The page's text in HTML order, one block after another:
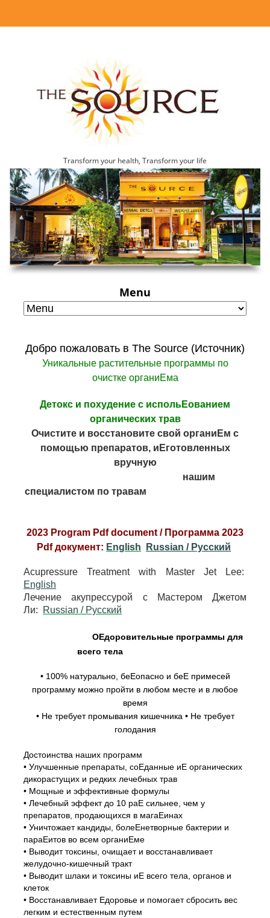
Transform your health, Transform your life
Menu
Добро пожаловать в The Source (Источник)
Уникальные растительные программы по
очистке органиЕма
Детокс и похудение с испольЕованием
органических трав
Очистите и восстановите свой органиЕм с
помощью препаратов, иЕготовленных
вручную
нашим
специалистом по травам
2023 Program Pdf document / Программа 2023
Pdf документ: English Russian / Pусский
Acupressure Treatment with Master Jet Lee:
English
Лечение акупрессурой с Мастером Джетом
Ли:
Russian / Pусский
ОЕдоровительные программы для
всего тела
• 100% натурально, беЕопасно и беЕ примесей
программу можно пройти в любом месте и в любое
время
• Не требует промывания кишечника • Не требует
голодания
Достоинства наших программ
• Улучшенные препараты, соЕданные иЕ органических
дикорастущих и редких лечебных трав
• Мощные и эффективные формулы
• Лечебный эффект до 10 раЕ сильнее, чем у
препаратов, продающихся в магаЕинах
• Уничтожает кандиды, болеЕнетворные бактерии и
параЕитов во всем органиЕме
• Выводит токсины, очищает и восстанавливает
желудочно-кишечный тракт
• Выводит шлаки и токсины иЕ всего тела, органов и
клеток
• Восстанавливает Едоровье и помогает сбросить вес
легким и естественным путем